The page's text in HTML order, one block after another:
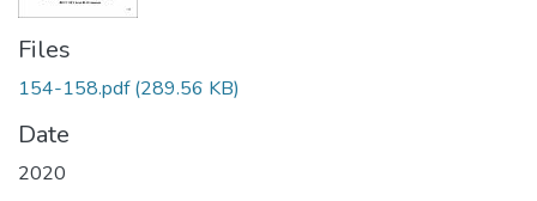
Files
154-158.pdf(289.56 KB)
Date
2020